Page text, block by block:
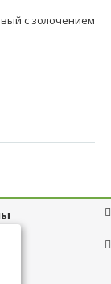
с золочением